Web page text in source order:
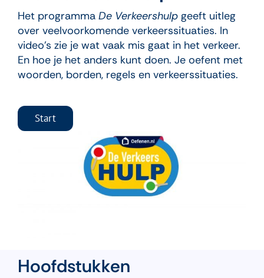
Het programmaDe Verkeershulp geeft uitleg
over veelvoorkomende verkeerssituaties. In
video’s zie je wat vaak mis gaat in het verkeer.
En hoe je het anders kunt doen. Je oefent met
woorden, borden, regels en verkeerssituaties.
Start
Hoofdstukken